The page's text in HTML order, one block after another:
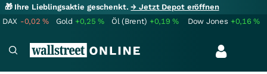
🎁 Ihre Lieblingsaktie geschenkt.→ Jetzt Depot eröffnen
DAX -0,02% Gold +0,25% Öl (Brent) +0,19% Dow Jones +0,16%